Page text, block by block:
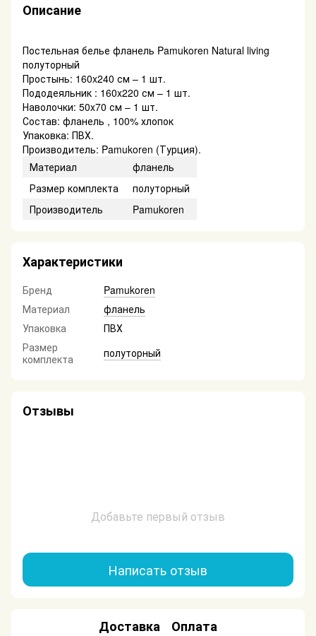
Описание
Постельная белье фланель Pamukoren Natural living
полуторный
Простынь: 160x240 см – 1 шт.
Пододеяльник : 160x220 см – 1 шт.
Наволочки: 50x70 см – 1 шт.
Состав: фланель , 100% хлопок
Упаковка: ПВХ.
Производитель: Pamukoren (Турция).
Материал
фланель
Размер комплекта
полуторный
Производитель
Pamukoren
Характеристики
Бренд
Pamukoren
Материал
фланель
Упаковка
ПВХ
Размер
комплекта
полуторный
Отзывы
Добавьте первый отзыв
Написать отзыв
Доставка Оплата